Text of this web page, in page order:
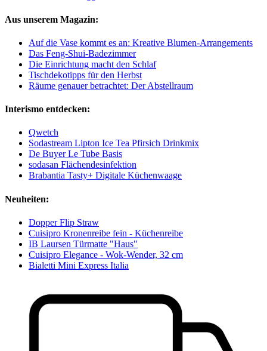
Aus unserem Magazin:
Auf die Vase kommt es an: Kreative Blumen-Arrangements
Das Feng-Shui-Badezimmer
Die Einrichtung macht den Schlaf
Tischdekotipps für den Herbst
Räume genauer betrachtet: Der Abstellraum
Interismo entdecken:
Qwetch
Sodastream Lipton Ice Tea Pfirsich Drinkmix
De Buyer Le Tube Basis
sodasan Flächendesinfektion
Brabantia Tasty+ Digitale Küchenwaage
Neuheiten:
Dopper Flip Straw
Cuisipro Kronenreibe fein - Küchenreibe
IB Laursen Türmatte "Haus"
Cuisipro Elegance - Wok-Wender, 32 cm
Bialetti Mini Express Italia